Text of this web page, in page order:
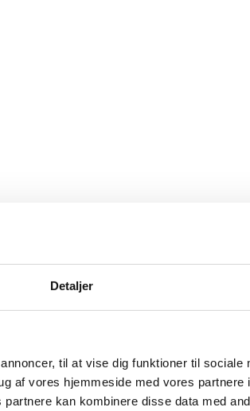
Detaljer
til at vise dig funktioner til sociale
af vores hjemmeside med vores partnere
kan kombinere disse data med